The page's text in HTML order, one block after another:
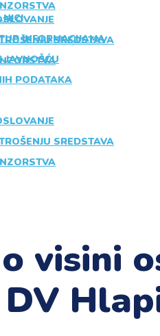
SREDSTAVA
INFORMACIJAMA
JAVNOŠĆU
PODATAKA
SREDSTAVA
visini